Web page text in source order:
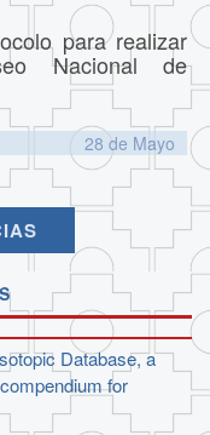
para realizar
Nacional de
28 de Mayo
Database, a
for